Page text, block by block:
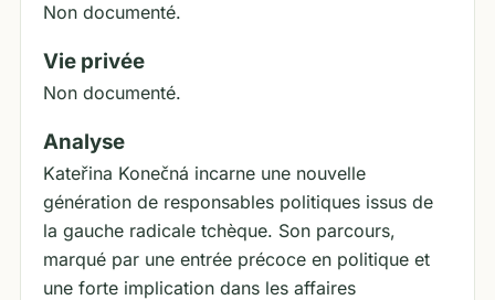
Non documenté.
Vie privée
Non documenté.
Analyse
Kateřina Konečná incarne une nouvelle
génération de responsables politiques issus de
la gauche radicale tchèque. Son parcours,
marqué par une entrée précoce en politique et
une forte implication dans les affaires